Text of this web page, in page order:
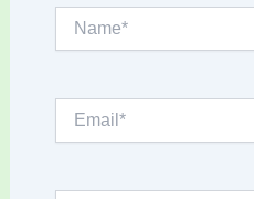
Name*
Email*